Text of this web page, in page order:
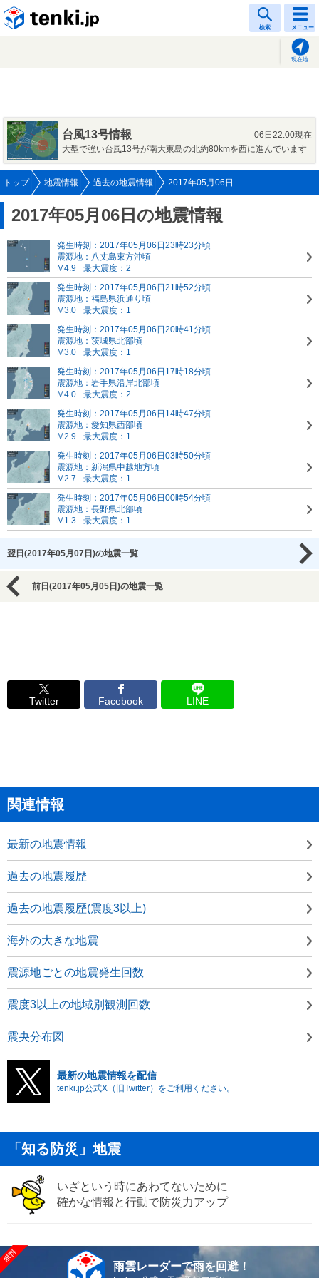
検索 メニュー
現在地
台風13号情報
06日22:00現在
大型で強い台風13号が南大東島の北約80kmを西に進んでいます
トップ 地震情報 過去の地震情報 2017年05月06日
2017年05月06日の地震情報
発生時刻：2017年05月06日23時23分頃
震源地：八丈島東方沖頃
M4.9
最大震度：2
発生時刻：2017年05月06日21時52分頃
震源地：福島県浜通り頃
M3.0
最大震度：1
発生時刻：2017年05月06日20時41分頃
震源地：茨城県北部頃
M3.0
最大震度：1
発生時刻：2017年05月06日17時18分頃
震源地：岩手県沿岸北部頃
M4.0
最大震度：2
発生時刻：2017年05月06日14時47分頃
震源地：愛知県西部頃
M2.9
最大震度：1
発生時刻：2017年05月06日03時50分頃
震源地：新潟県中越地方頃
M2.7
最大震度：1
発生時刻：2017年05月06日00時54分頃
震源地：長野県北部頃
M1.3
最大震度：1
翌日(2017年05月07日)の地震一覧
前日(2017年05月05日)の地震一覧
Twitter Facebook LINE
関連情報
最新の地震情報
過去の地震履歴
過去の地震履歴(震度3以上)
海外の大きな地震
震源地ごとの地震発生回数
震度3以上の地域別観測回数
震央分布図
最新の地震情報を配信
tenki.jp公式X（旧Twitter）をご利用ください。
「知る防災」地震
いざという時にあわてないために
確かな情報と行動で防災力アップ
雨雲レーダーで雨を回避！